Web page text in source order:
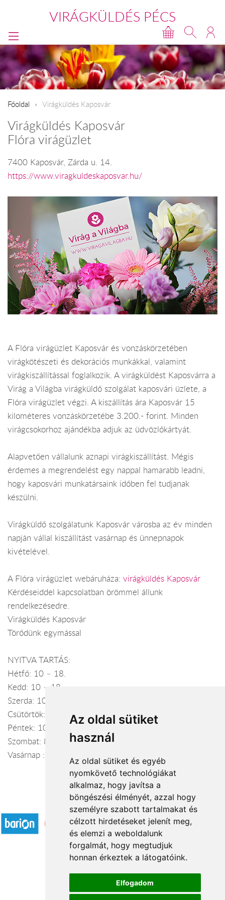
Az oldal sütiket
használ
Az oldal sütiket és egyéb
nyomkövető technológiákat
alkalmaz, hogy javítsa a
böngészési élményét, azzal hogy
személyre szabott tartalmakat és
célzott hirdetéseket jelenít meg,
és elemzi a weboldalunk
forgalmát, hogy megtudjuk
honnan érkeztek a látogatóink.
Elfogadom
VIRÁGKÜLDÉS PÉCS
Főoldal Virágküldés Kaposvár
Virágküldés Kaposvár
Flóra virágüzlet
7400 Kaposvár, Zárda u. 14.
https://www.viragkuldeskaposvar.hu/
A Flóra virágüzlet Kaposvár és vonzáskörzetében
virágkötészeti és dekorációs munkákkal, valamint
virágkiszállítással foglalkozik. A virágküldést Kaposvárra a
Virág a Világba virágküldő szolgálat kaposvári üzlete, a
Flóra virágüzlet végzi. A kiszállítás ára Kaposvár 15
kilométeres vonzáskörzetébe 3.200.- forint. Minden
virágcsokorhoz ajándékba adjuk az üdvözlőkártyát.
Alapvetően vállalunk aznapi virágkiszállítást. Mégis
érdemes a megrendelést egy nappal hamarabb leadni,
hogy kaposvári munkatársaink időben fel tudjanak
készülni.
Virágküldő szolgálatunk Kaposvár városba az év minden
napján vállal kiszállítást vasárnap és ünnepnapok
kivételével.
A Flóra virágüzlet webáruháza: virágküldés Kaposvár
Kérdéseiddel kapcsolatban örömmel állunk
rendelkezésedre.
Virágküldés Kaposvár
Törődünk egymással
NYITVA TARTÁS:
Hétfő: 10 – 18.
Kedd: 10 – 18.
Szerda: 10 – 18.
Csütörtök: 10 – 18.
Péntek: 10 – 18.
Szombat: 8 – 13.
Vasárnap : Zárva
Elfogadott fizetési módok
Á.SZ.F.
Impresszum